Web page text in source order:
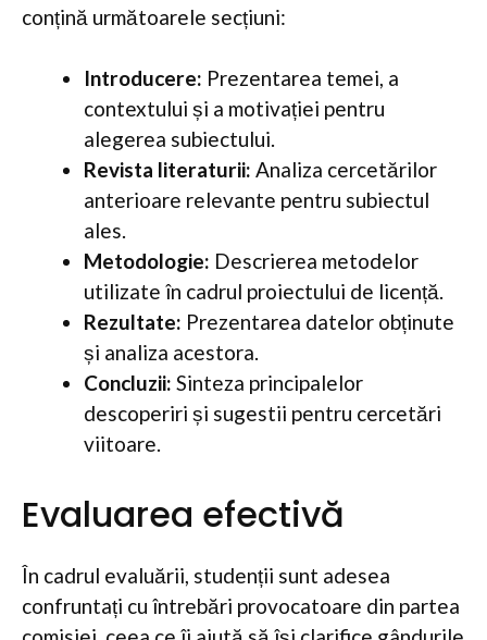
conțină următoarele secțiuni:
Introducere: Prezentarea temei, a
contextului și a motivației pentru
alegerea subiectului.
Revista literaturii: Analiza cercetărilor
anterioare relevante pentru subiectul
ales.
Metodologie: Descrierea metodelor
utilizate în cadrul proiectului de licență.
Rezultate: Prezentarea datelor obținute
și analiza acestora.
Concluzii: Sinteza principalelor
descoperiri și sugestii pentru cercetări
viitoare.
Evaluarea efectivă
În cadrul evaluării, studenții sunt adesea
confruntați cu întrebări provocatoare din partea